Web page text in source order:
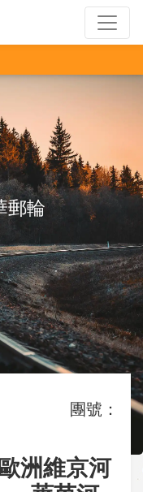
郵輪
團號：
洲維京河